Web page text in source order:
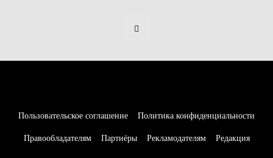
Пользовательское соглашение Политика конфиденциальности
Правообладателям Партнёры Рекламодателям Редакция